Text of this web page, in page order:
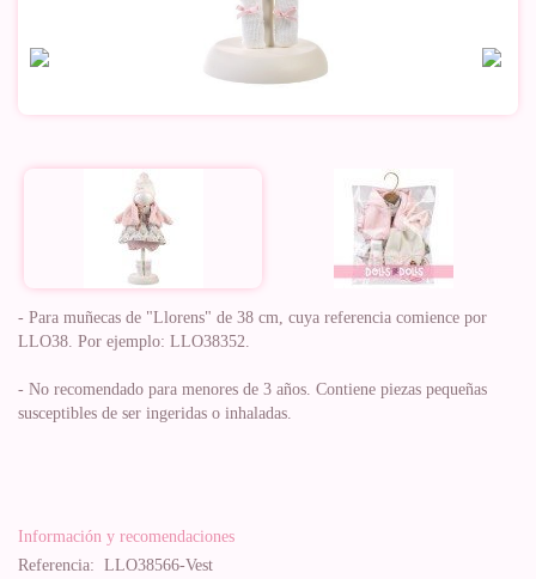
- Para muñecas de "Llorens" de 38 cm, cuya referencia comience por
LLO38. Por ejemplo: LLO38352.
- No recomendado para menores de 3 años. Contiene piezas pequeñas
susceptibles de ser ingeridas o inhaladas.
Información y recomendaciones
Referencia: LLO38566-Vest